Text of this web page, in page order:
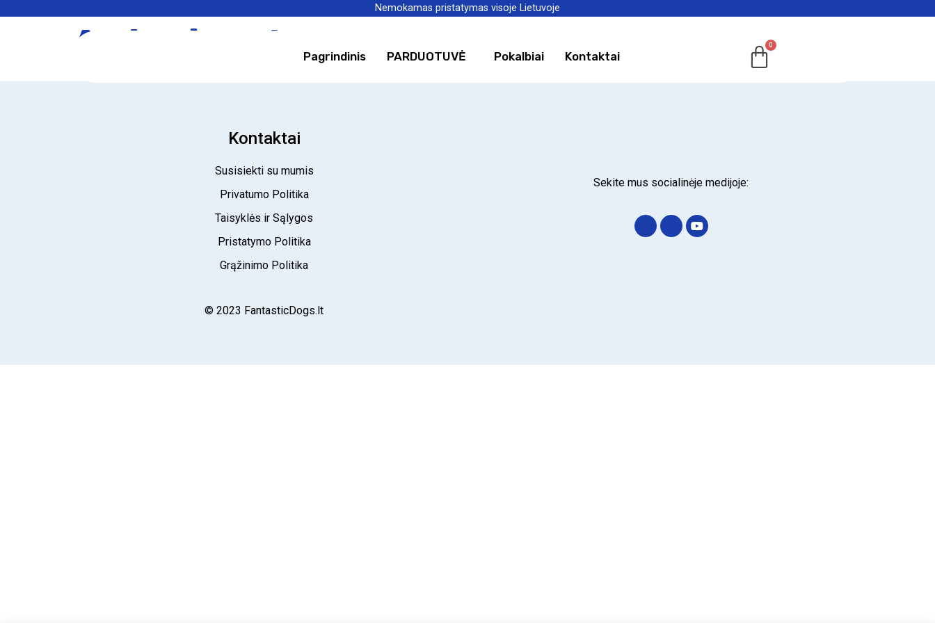
Nemokamas pristatymas visoje Lietuvoje
Pagrindinis PARDUOTUVĖ Pokalbiai Kontaktai
Autorius: Ieva
Kontaktai
Susisiekti su mumis
Privatumo Politika
Taisyklės ir Sąlygos
Pristatymo Politika
Grąžinimo Politika
© 2023 FantasticDogs.lt
Sekite mus socialinėje medijoje: